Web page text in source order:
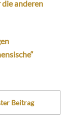
anderen
Beitrag